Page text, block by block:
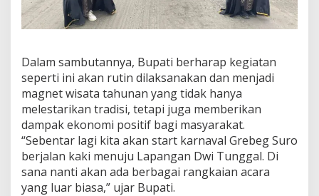
Dalam sambutannya, Bupati berharap kegiatan
seperti ini akan rutin dilaksanakan dan menjadi
magnet wisata tahunan yang tidak hanya
melestarikan tradisi, tetapi juga memberikan
dampak ekonomi positif bagi masyarakat.
“Sebentar lagi kita akan start karnaval Grebeg Suro
berjalan kaki menuju Lapangan Dwi Tunggal. Di
sana nanti akan ada berbagai rangkaian acara
yang luar biasa,” ujar Bupati.